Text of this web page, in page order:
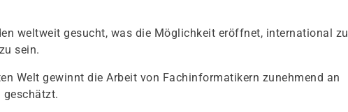
weltweit gesucht, was die Möglichkeit eröffnet, international zu
sein.
Welt gewinnt die Arbeit von Fachinformatikern zunehmend an
geschätzt.